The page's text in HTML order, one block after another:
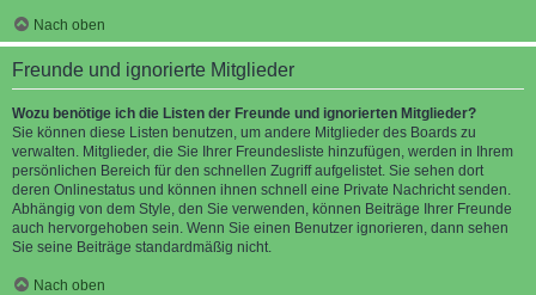
Nach oben
Freunde und ignorierte Mitglieder
Wozu benötige ich die Listen der Freunde und ignorierten Mitglieder?
Sie können diese Listen benutzen, um andere Mitglieder des Boards zu
verwalten. Mitglieder, die Sie Ihrer Freundesliste hinzufügen, werden in Ihrem
persönlichen Bereich für den schnellen Zugriff aufgelistet. Sie sehen dort
deren Onlinestatus und können ihnen schnell eine Private Nachricht senden.
Abhängig von dem Style, den Sie verwenden, können Beiträge Ihrer Freunde
auch hervorgehoben sein. Wenn Sie einen Benutzer ignorieren, dann sehen
Sie seine Beiträge standardmäßig nicht.
Nach oben